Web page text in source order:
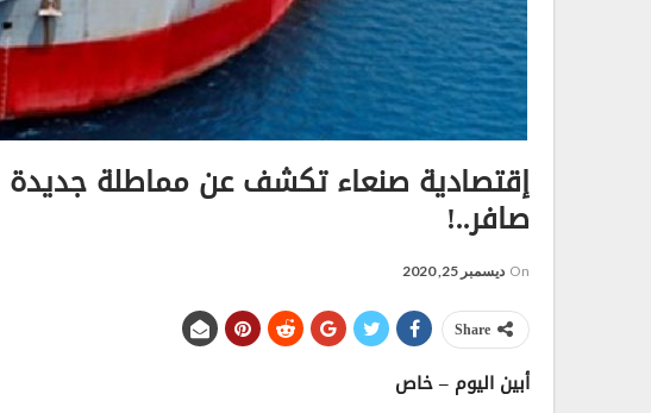
إقتصادية صنعاء تكشف عن مماطلة جديدة
صافر..!
On ديسمبر 25, 2020
Share
أبين اليوم – خاص